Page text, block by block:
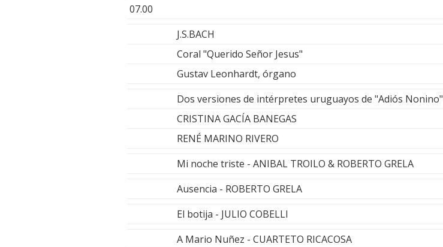
07.00
J.S.BACH
Coral "Querido Señor Jesus"
Gustav Leonhardt, órgano
Dos versiones de intérpretes uruguayos de "Adiós Nonino"
CRISTINA GACÍA BANEGAS
RENÉ MARINO RIVERO
Mi noche triste - ANIBAL TROILO & ROBERTO GRELA
Ausencia - ROBERTO GRELA
El botija - JULIO COBELLI
A Mario Nuñez - CUARTETO RICACOSA